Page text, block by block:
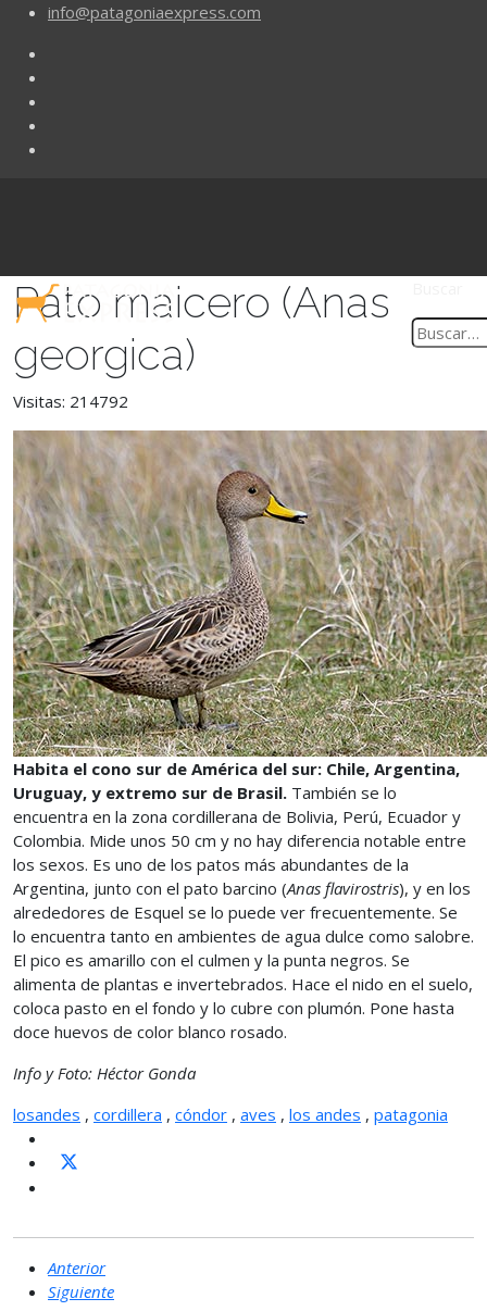
info@patagoniaexpress.com
Pato maicero (Anas
georgica)
Visitas: 214792
Habita el cono sur de América del sur: Chile, Argentina,
Uruguay, y extremo sur de Brasil. También se lo
encuentra en la zona cordillerana de Bolivia, Perú, Ecuador y
Colombia. Mide unos 50 cm y no hay diferencia notable entre
los sexos. Es uno de los patos más abundantes de la
Argentina, junto con el pato barcino (Anas flavirostris), y en los
alrededores de Esquel se lo puede ver frecuentemente. Se
lo encuentra tanto en ambientes de agua dulce como salobre.
El pico es amarillo con el culmen y la punta negros. Se
alimenta de plantas e invertebrados. Hace el nido en el suelo,
coloca pasto en el fondo y lo cubre con plumón. Pone hasta
doce huevos de color blanco rosado.
Info y Foto: Héctor Gonda
losandes , cordillera , cóndor , aves , los andes , patagonia
Anterior
Siguiente